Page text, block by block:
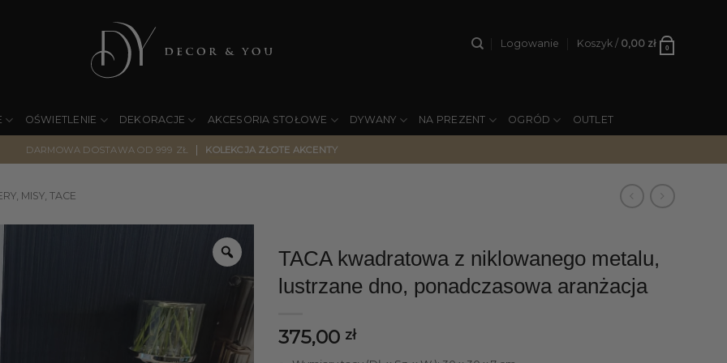
Logowanie Koszyk / 0,00 zł 0
OŚWIETLENIE DEKORACJE AKCESORIA STOŁOWE DYWANY NA PREZENT OGRÓD OUTLET
DARMOWA DOSTAWA OD 999 ZŁ | KOLEKCJA ZŁOTE AKCENTY
MISY, TACE
TACA kwadratowa z niklowanego metalu,
lustrzane dno, ponadczasowa aranżacja
375,00 zł